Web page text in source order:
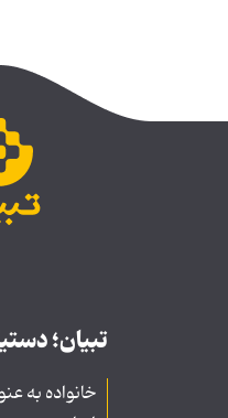
تبیان؛
خانواده به